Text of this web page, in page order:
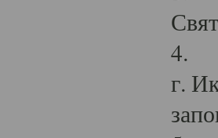
4.
г.